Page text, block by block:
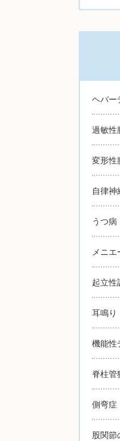
ヘバー
過敏性
変形性
自律神
うつ病
メニ
起立性
耳鳴り
機能性
脊柱管
側弯症
股関節